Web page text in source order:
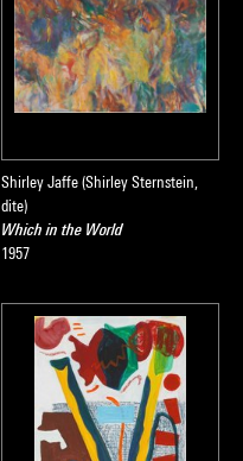
Shirley Jaffe (Shirley Sternstein,
dite)
Which in the World
1957